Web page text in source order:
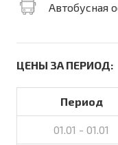
Автобусная
ЦЕНЫ ЗА ПЕРИОД:
Период
01.01 - 01.01